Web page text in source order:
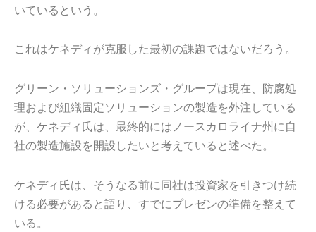
いているという。
これはケネディが克服した最初の課題ではないだろう。
グリーン・ソリューションズ・グループは現在、防腐処
理および組織固定ソリューションの製造を外注している
が、ケネディ氏は、最終的にはノースカロライナ州に自
社の製造施設を開設したいと考えていると述べた。
ケネディ氏は、そうなる前に同社は投資家を引きつけ続
ける必要があると語り、すでにプレゼンの準備を整えて
いる。